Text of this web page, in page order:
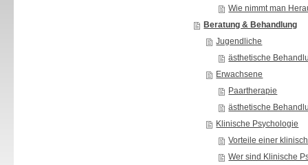
Wie nimmt man
Beratung & Behandlung
Jugendliche
ästhetische
Erwachsene
Paartherapie
ästhetische
Klinische Psychologie
Vorteile einer
Wer sind Klinische